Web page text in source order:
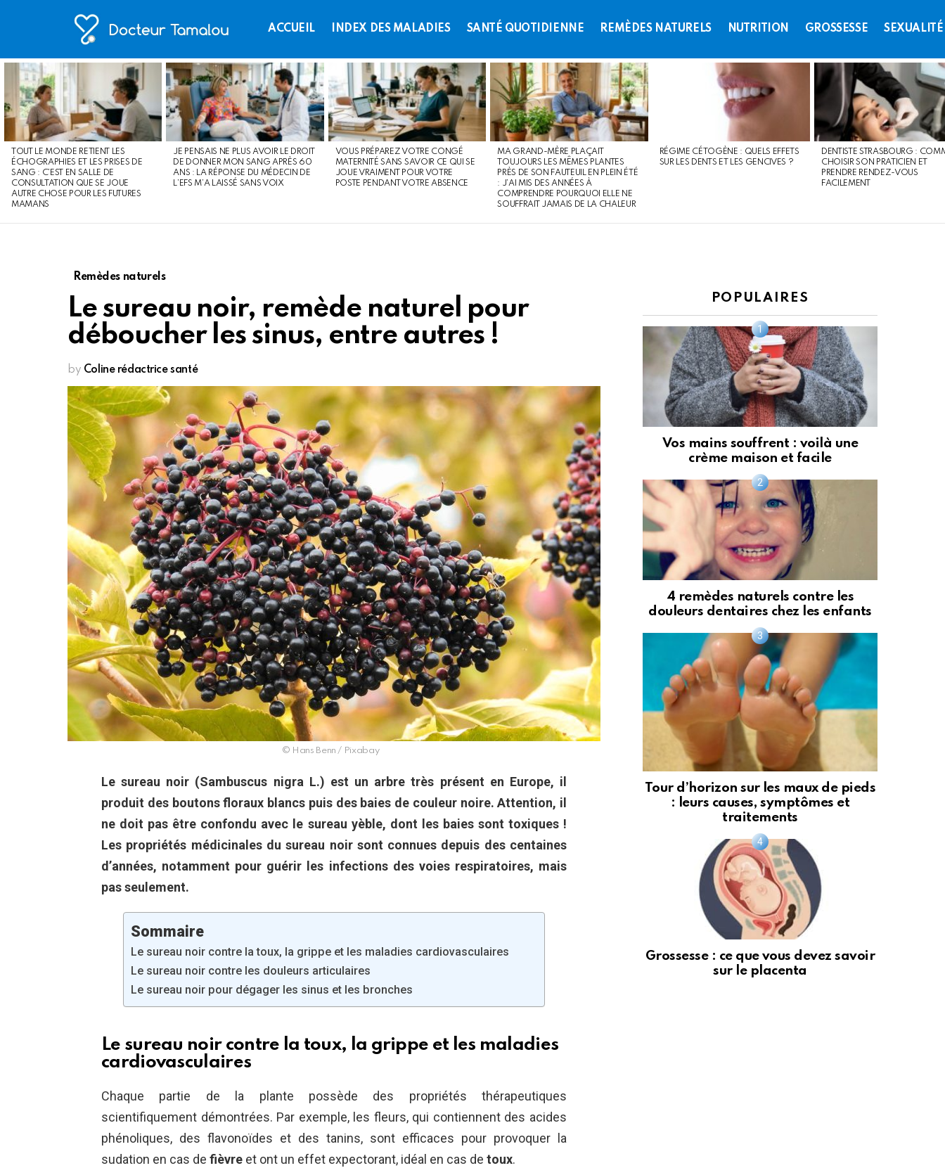
ACCUEIL INDEX DES MALADIES SANTÉ QUOTIDIENNE REMÈDES NATURELS NUTRITION GROSSESSE SEXUALITÉ
LATEST
STORIES
TOUT LE MONDE RETIENT LES
ÉCHOGRAPHIES ET LES PRISES DE
SANG : C’EST EN SALLE DE
CONSULTATION QUE SE JOUE
AUTRE CHOSE POUR LES FUTURES
MAMANS
JE PENSAIS NE PLUS AVOIR LE DROIT
DE DONNER MON SANG APRÈS 60
ANS : LA RÉPONSE DU MÉDECIN DE
L’EFS M’A LAISSÉ SANS VOIX
VOUS PRÉPAREZ VOTRE CONGÉ
MATERNITÉ SANS SAVOIR CE QUI SE
JOUE VRAIMENT POUR VOTRE
POSTE PENDANT VOTRE ABSENCE
MA GRAND-MÈRE PLAÇAIT
TOUJOURS LES MÊMES PLANTES
PRÈS DE SON FAUTEUIL EN PLEIN ÉTÉ
: J’AI MIS DES ANNÉES À
COMPRENDRE POURQUOI ELLE NE
SOUFFRAIT JAMAIS DE LA CHALEUR
RÉGIME CÉTOGÈNE : QUELS EFFETS
SUR LES DENTS ET LES GENCIVES ?
DENTISTE STRASBOURG :
CHOISIR SON PRATICIEN ET
PRENDRE RENDEZ-VOUS
FACILEMENT
Remèdes naturels
Le sureau noir, remède naturel pour
déboucher les sinus, entre autres !
by Coline rédactrice santé
© Hans Benn / Pixabay
Le sureau noir (Sambuscus nigra L.) est un arbre très présent en Europe, il
produit des boutons floraux blancs puis des baies de couleur noire. Attention, il
ne doit pas être confondu avec le sureau yèble, dont les baies sont toxiques !
Les propriétés médicinales du sureau noir sont connues depuis des centaines
d’années, notamment pour guérir les infections des voies respiratoires, mais
pas seulement.
Sommaire
Le sureau noir contre la toux, la grippe et les maladies cardiovasculaires
Le sureau noir contre les douleurs articulaires
Le sureau noir pour dégager les sinus et les bronches
Le sureau noir contre la toux, la grippe et les maladies
cardiovasculaires
Chaque partie de la plante possède des propriétés thérapeutiques
scientifiquement démontrées. Par exemple, les fleurs, qui contiennent des acides
phénoliques, des flavonoïdes et des tanins, sont efficaces pour provoquer la
sudation en cas de fièvre et ont un effet expectorant, idéal en cas de toux.
POPULAIRES
Vos mains souffrent : voilà une
crème maison et facile
4 remèdes naturels contre les
douleurs dentaires chez les enfants
Tour d’horizon sur les maux de pieds
: leurs causes, symptômes et
traitements
Grossesse : ce que vous devez savoir
sur le placenta